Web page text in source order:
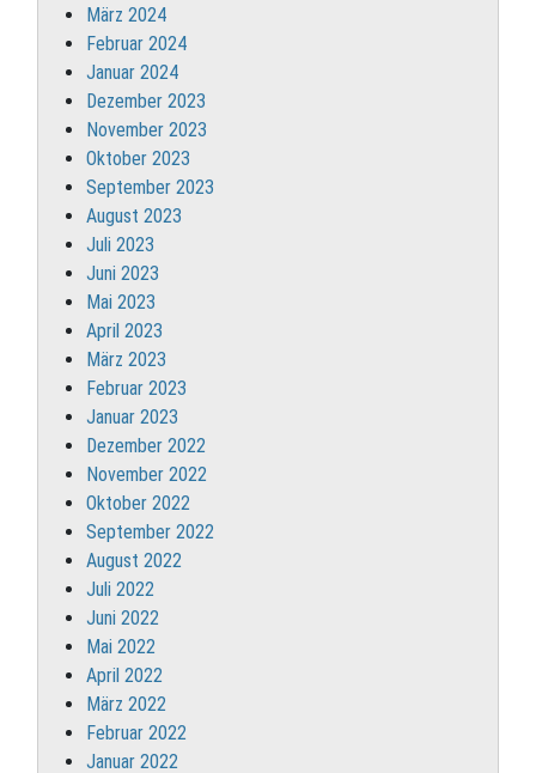
März 2024
Februar 2024
Januar 2024
Dezember 2023
November 2023
Oktober 2023
September 2023
August 2023
Juli 2023
Juni 2023
Mai 2023
April 2023
März 2023
Februar 2023
Januar 2023
Dezember 2022
November 2022
Oktober 2022
September 2022
August 2022
Juli 2022
Juni 2022
Mai 2022
April 2022
März 2022
Februar 2022
Januar 2022